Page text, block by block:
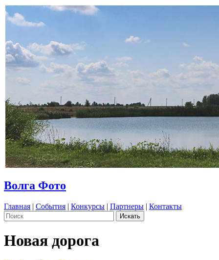
Волга Фото
Главная | События | Конкурсы | Партнеры | Контакты
Новая дорога